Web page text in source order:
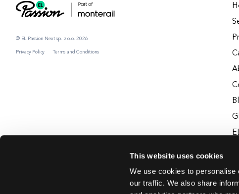
This website uses cookies
We use cookies to
our traffic. We also share
© EL Passion Next sp. z o.o. 2026
Privacy Policy Terms and Conditions